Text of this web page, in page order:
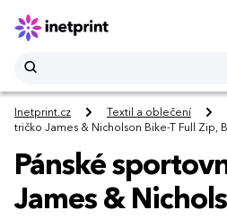
Inetprint.cz Textil a oblečení
tričko James & Nicholson Bike-T Full Zip,
Pánské
James &